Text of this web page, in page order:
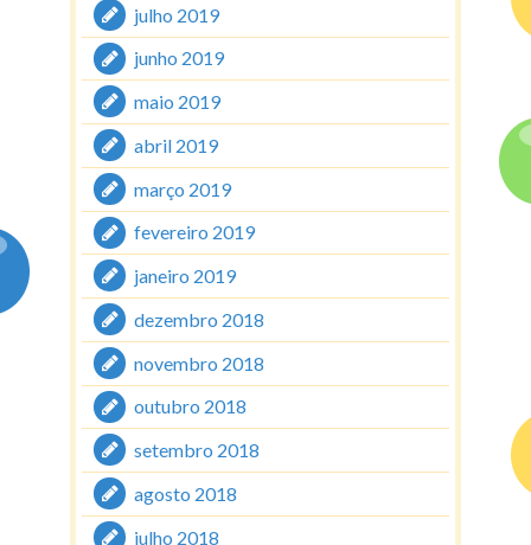
julho 2019
junho 2019
maio 2019
abril 2019
março 2019
fevereiro 2019
janeiro 2019
dezembro 2018
novembro 2018
outubro 2018
setembro 2018
agosto 2018
julho 2018